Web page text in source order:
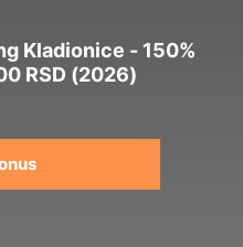
Kladionice - 150%
RSD (2026)